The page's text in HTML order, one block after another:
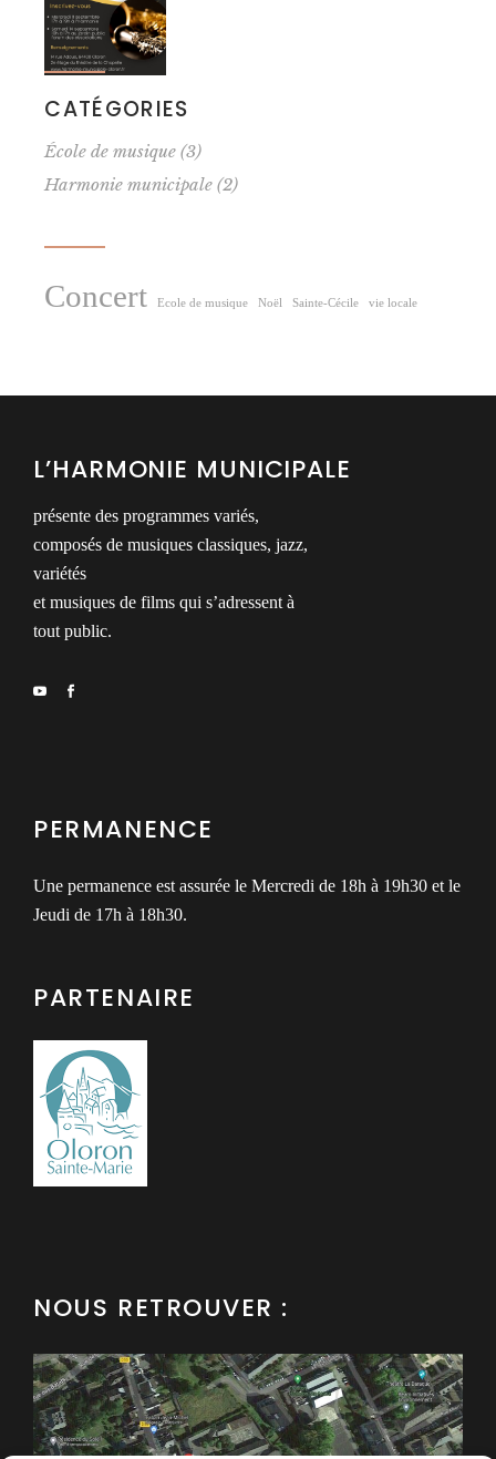
CATÉGORIES
École de musique (3)
Harmonie municipale (2)
Concert Ecole de musique Noël Sainte-Cécile vie locale
L’HARMONIE MUNICIPALE
présente des programmes variés,
composés de musiques classiques, jazz,
variétés
et musiques de films qui s’adressent à
tout public.
PERMANENCE
Une permanence est assurée le Mercredi de 18h à 19h30 et le
Jeudi de 17h à 18h30.
PARTENAIRE
NOUS RETROUVER :